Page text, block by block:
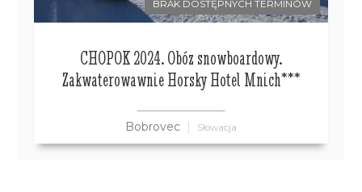
BRAK DOSTĘPNYCH TERMINÓW
CHOPOK 2024. Obóz snowboardowy.
Zakwaterowawnie Horsky Hotel Mnich***
Bobrovec Słowacja